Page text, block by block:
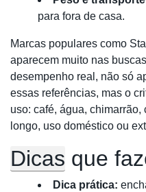
para fora de casa.
Marcas populares como
aparecem muito nas
desempenho real, não só
essas referências, mas o
uso: café, água,
longo, uso doméstico ou
Dicas que
Dica prática: